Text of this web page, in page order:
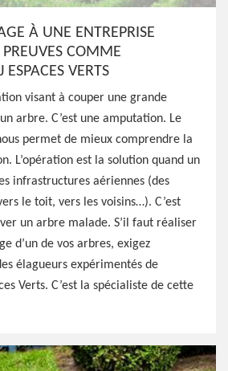
À UNE ENTREPRISE
COMME
ESPACES VERTS
visant à couper une grande
arbre. C’est une amputation. Le
permet de mieux comprendre la
L’opération est la solution quand un
infrastructures aériennes (des
le toit, vers les voisins…). C’est
un arbre malade. S’il faut réaliser
d’un de vos arbres, exigez
élagueurs expérimentés de
Verts. C’est la spécialiste de cette